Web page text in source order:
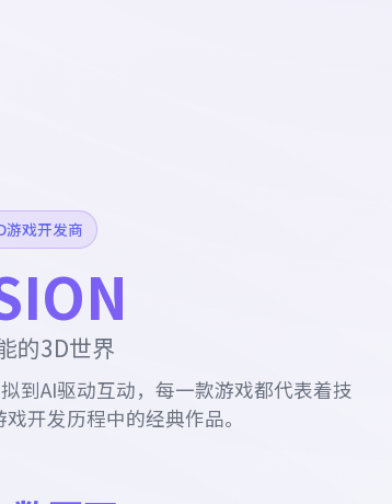
游戏开发商
的3D世界
到AI驱动互动，每一款游戏都代表着技
开发历程中的经典作品。